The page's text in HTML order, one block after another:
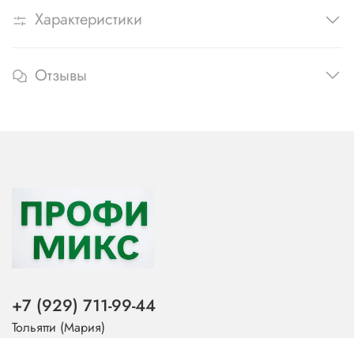
Характеристики
Отзывы
+7 (929) 711-99-44
Тольятти (Мария)